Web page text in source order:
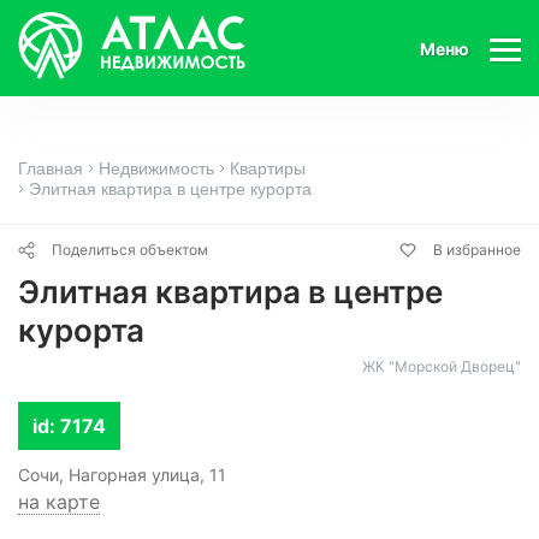
Меню
Главная Недвижимость
Квартиры
Элитная квартира в центре курорта
Поделиться объектом В избранное
Элитная квартира в центре
курорта
ЖК "Морской Дворец"
id: 7174
Сочи, Нагорная улица, 11
на карте